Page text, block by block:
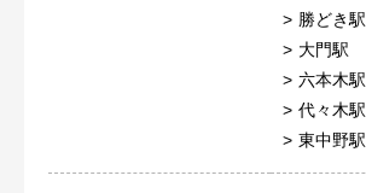
勝どき駅
大門駅
六本木駅
代々木駅
東中野駅